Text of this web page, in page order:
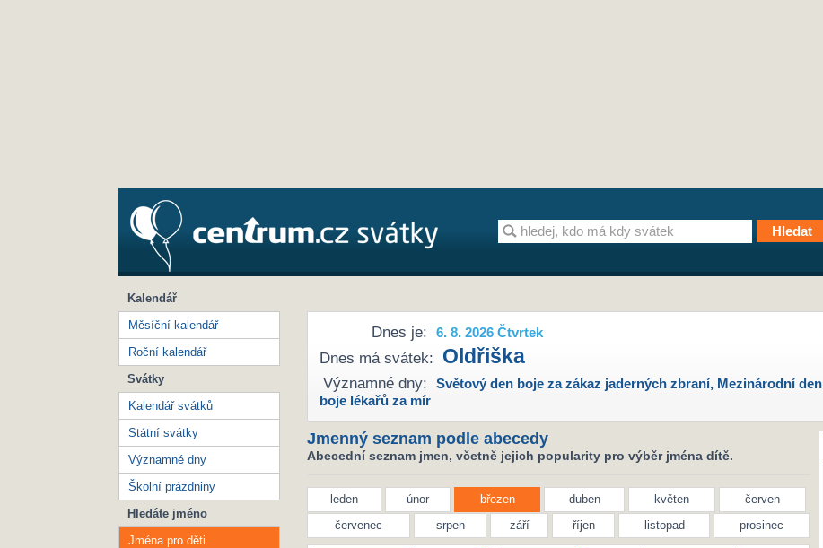
Dnes je: 6. 8. 2026 Čtvrtek
Dnes má svátek: Oldřiška
Významné dny: Světový den boje za zákaz jaderných zbraní, Mezinárodní den
boje lékařů za mír
Jmenný seznam podle abecedy
Abecední seznam jmen, včetně jejich popularity pro výběr jména dítě.
leden únor březen duben květen
červen
červenec
srpen září říjen listopad prosinec
Kalendář
Měsíční kalendář
Roční kalendář
Svátky
Kalendář svátků
Státní svátky
Významné dny
Školní prázdniny
Hledáte jméno
Jména pro děti